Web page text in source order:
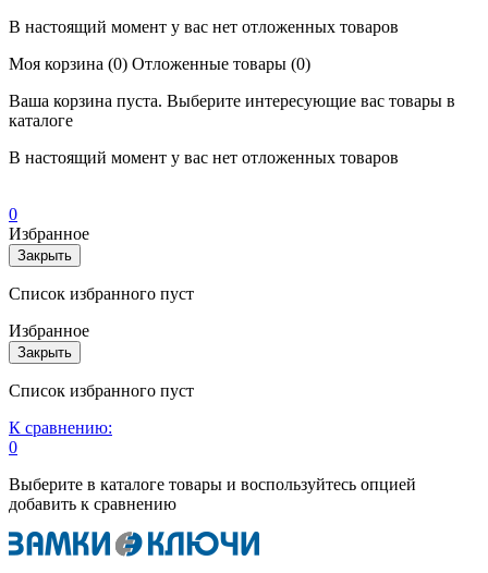
В настоящий момент у вас нет отложенных товаров
Моя корзина (0) Отложенные товары (0)
Ваша корзина пуста. Выберите интересующие вас товары в
каталоге
В настоящий момент у вас нет отложенных товаров
0
Избранное
Закрыть
Список избранного пуст
Избранное
Закрыть
Список избранного пуст
К сравнению:
0
Выберите в каталоге товары и воспользуйтесь опцией
добавить к сравнению